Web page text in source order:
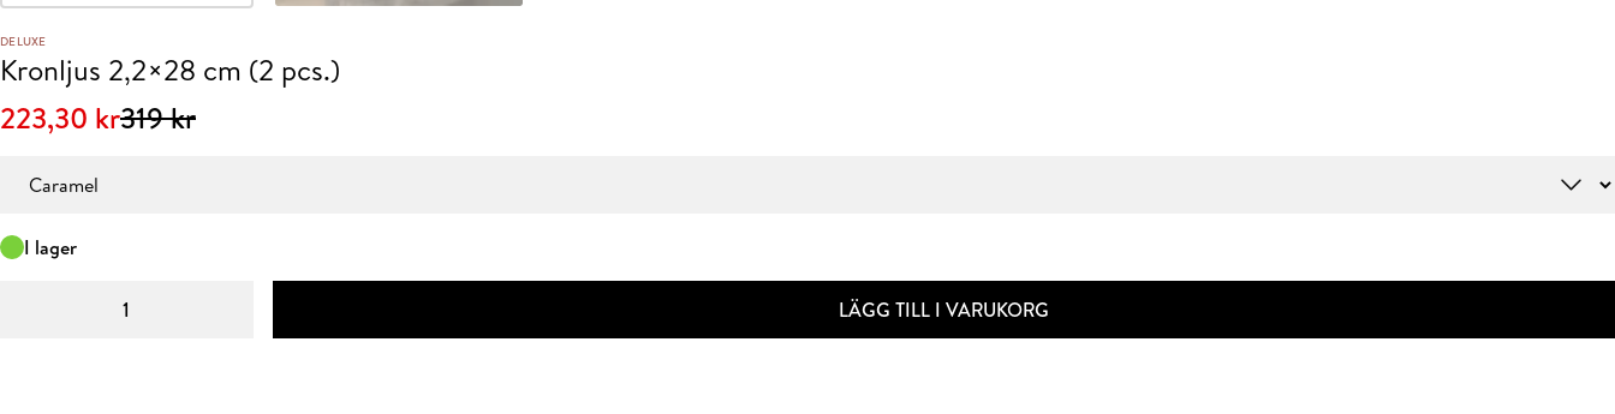
DELUXE
Kronljus 2,2×28 cm (2 pcs.)
319kr
Det
priset
var:
319 kr.
223,30 kr
Det
priset
är:
223,30 kr.
I lager
LÄGG TILL I VARUKORG